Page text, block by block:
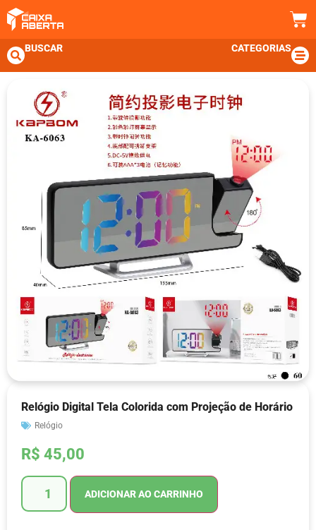
BUSCAR CATEGORIAS
Relógio Digital Tela Colorida com Projeção de Horário
Relógio
R$ 45,00
ADICIONAR AO CARRINHO